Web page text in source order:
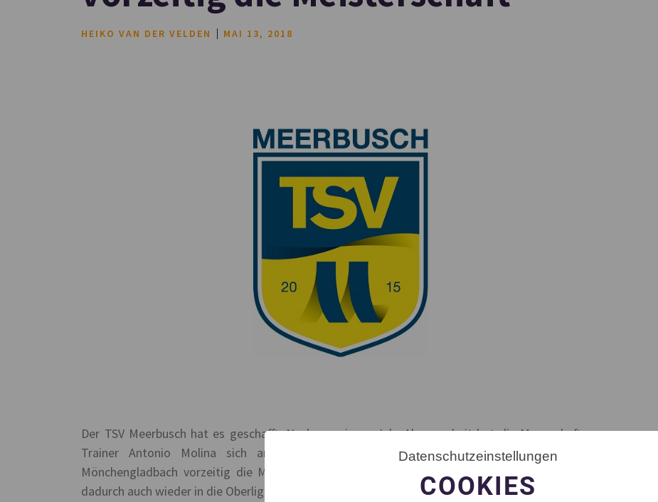
HEIKO VAN DER VELDEN MAI 13, 2018
Der TSV Meerbusch hat es geschafft. Nach nur einem Jahr Abwesenheit hat die Mannschaft von
Trainer Antonio Molina sich am Sonntag durch den 2:1-Heimerfolg gegen den 1. FC
Mönchengladbach vorzeitig die Meisterschaft in der Landesliga Gruppe 1 gesichert und steigt
dadurch auch wieder in die Oberliga auf.
Datenschutzeinstellungen
COOKIES